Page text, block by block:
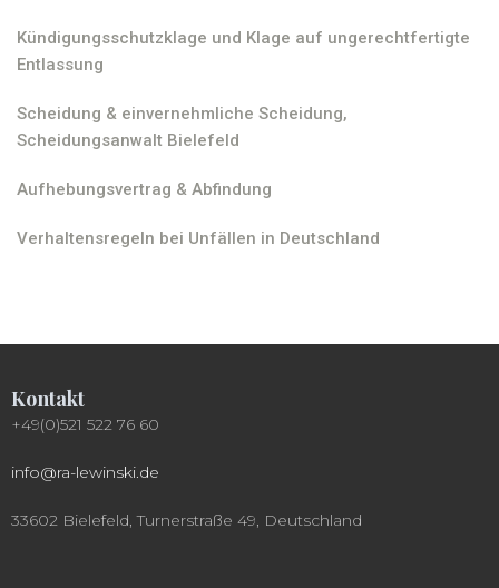
Kündigungsschutzklage und Klage auf ungerechtfertigte
Entlassung
Scheidung & einvernehmliche Scheidung,
Scheidungsanwalt Bielefeld
Aufhebungsvertrag & Abfindung
Verhaltensregeln bei Unfällen in Deutschland
Kontakt
+49(0)521 522 76 60
info@ra-lewinski.de
33602 Bielefeld, Turnerstraße 49, Deutschland